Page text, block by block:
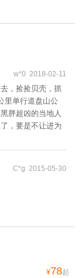
w*0 2018-02-11
，捡捡贝壳，抓
里单行道盘山公
胖超凶的当地人
，要是不让进为
C*g 2015-05-30
¥78起